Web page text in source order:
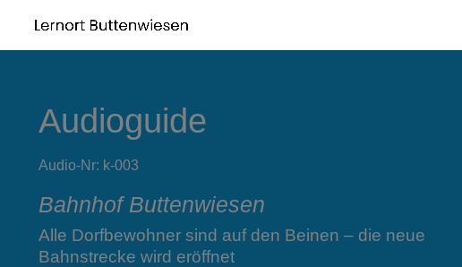
Audioguide
Audio-Nr: k-003
Bahnhof Buttenwiesen
Alle Dorfbewohner sind auf den Beinen – die neue
Bahnstrecke wird eröffnet